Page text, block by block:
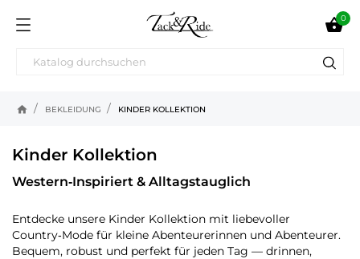
0
home BEKLEIDUNG KINDER KOLLEKTION
Kinder Kollektion
Western‑Inspiriert & Alltagstauglich
Entdecke unsere Kinder Kollektion mit liebevoller
Country‑Mode für kleine Abenteurerinnen und Abenteurer.
Bequem, robust und perfekt für jeden Tag — drinnen,